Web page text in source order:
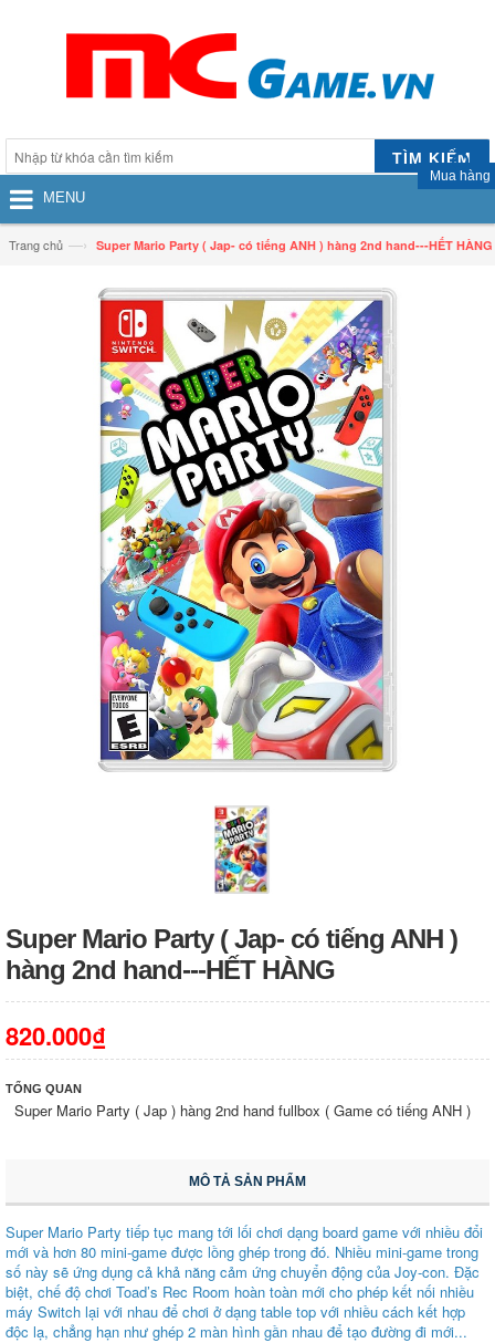
TÌM KIẾM
Mua hàng
MENU
Trang chủ —› Super Mario Party ( Jap- có tiếng ANH ) hàng 2nd hand---HẾT HÀNG
Super Mario Party ( Jap- có tiếng ANH )
hàng 2nd hand---HẾT HÀNG
820.000₫
TỔNG QUAN
Super Mario Party ( Jap ) hàng 2nd hand fullbox ( Game có tiếng ANH )
MÔ TẢ SẢN PHẨM
Super Mario Party tiếp tục mang tới lối chơi dạng board game với nhiều đổi
mới và hơn 80 mini-game được lồng ghép trong đó. Nhiều mini-game trong
số này sẽ ứng dụng cả khả năng cảm ứng chuyển động của Joy-con. Đặc
biệt, chế độ chơi Toad’s Rec Room hoàn toàn mới cho phép kết nối nhiều
máy Switch lại với nhau để chơi ở dạng table top với nhiều cách kết hợp
độc lạ, chẳng hạn như ghép 2 màn hình gần nhau để tạo đường đi mới...